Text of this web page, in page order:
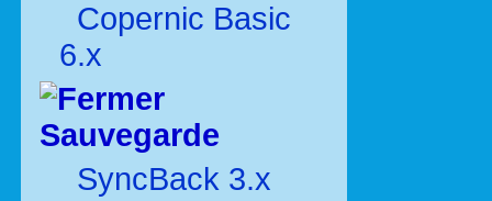
Copernic Basic
6.x
Sauvegarde
SyncBack 3.x